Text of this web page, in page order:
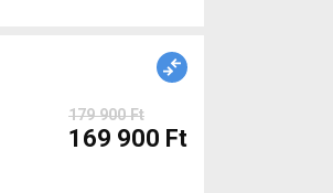
179 900 Ft
169 900 Ft